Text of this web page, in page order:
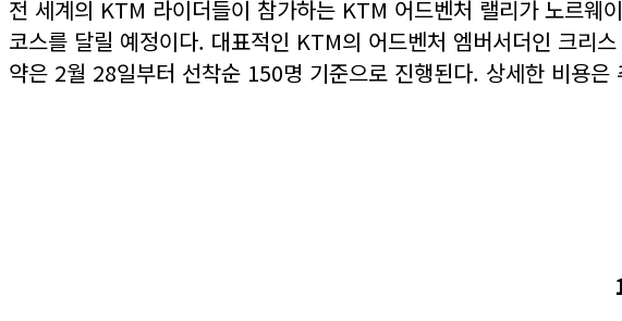
전 세계의 KTM 라이더들이 참가하는 KTM 어드벤처 랠리가 노르
코스를 달릴 예정이다. 대표적인 KTM의 어드벤처 엠버서더인 크리
약은 2월 28일부터 선착순 150명 기준으로 진행된다. 상세한 비용은